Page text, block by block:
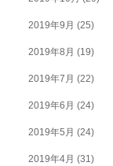
2019年9月 (25)
2019年8月 (19)
2019年7月 (22)
2019年6月 (24)
2019年5月 (24)
2019年4月 (31)